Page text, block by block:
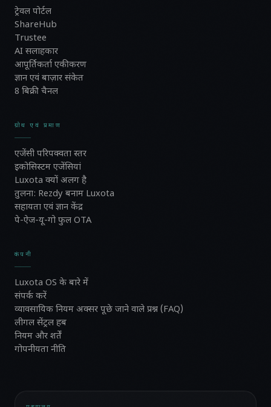
ट्रेवल पोर्टल
ShareHub
Trustee
AI सलाहकार
आपूर्तिकर्ता एकीकरण
ज्ञान एवं बाज़ार संकेत
8 बिक्री चैनल
ग्रोथ एवं प्रमाण
एजेंसी परिपक्वता स्तर
इकोसिस्टम एजेंसियां
Luxota क्यों अलग है
तुलना: Rezdy बनाम Luxota
सहायता एवं ज्ञान केंद्र
पे-ऐज-यू-गो फुल OTA
कंपनी
Luxota OS के बारे में
संपर्क करें
व्यावसायिक नियम अक्सर पूछे जाने वाले प्रश्न (FAQ)
लीगल सेंट्रल हब
नियम और शर्तें
गोपनीयता नीति